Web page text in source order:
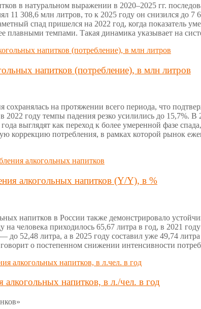
в натуральном выражении в 2020–2025 гг.
11 308,6 млн литров, то к 2025 году он снизился
спад пришелся на 2022 год, когда показатель
плавными темпами. Такая динамика указывает на
напитков (потребление), в млн литров
сохранялась на протяжении всего периода, что
2022 году темпы падения резко усилились до 15,7%.
выглядят как переход к более умеренной фазе
коррекцию потребления, в рамках которой рынок
алкогольных напитков (Y/Y), в %
напитков в России также демонстрировало
на человека приходилось 65,67 литра в год, в 2021
до 52,48 литра, а в 2025 году составил уже 49,74
о постепенном снижении интенсивности
напитков, в л./чел. в год